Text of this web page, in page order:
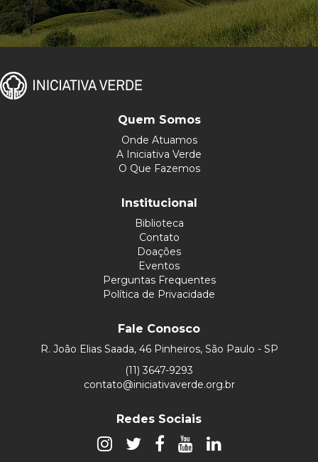
Quem Somos
Onde Atuamos
A Iniciativa Verde
O Que Fazemos
Institucional
Biblioteca
Contato
Doações
Eventos
Perguntas Frequentes
Política de Privacidade
Fale Conosco
R. João Elias Saada, 46 Pinheiros, São Paulo - SP
(11) 3647-9293
contato@iniciativaverde.org.br
Redes Sociais